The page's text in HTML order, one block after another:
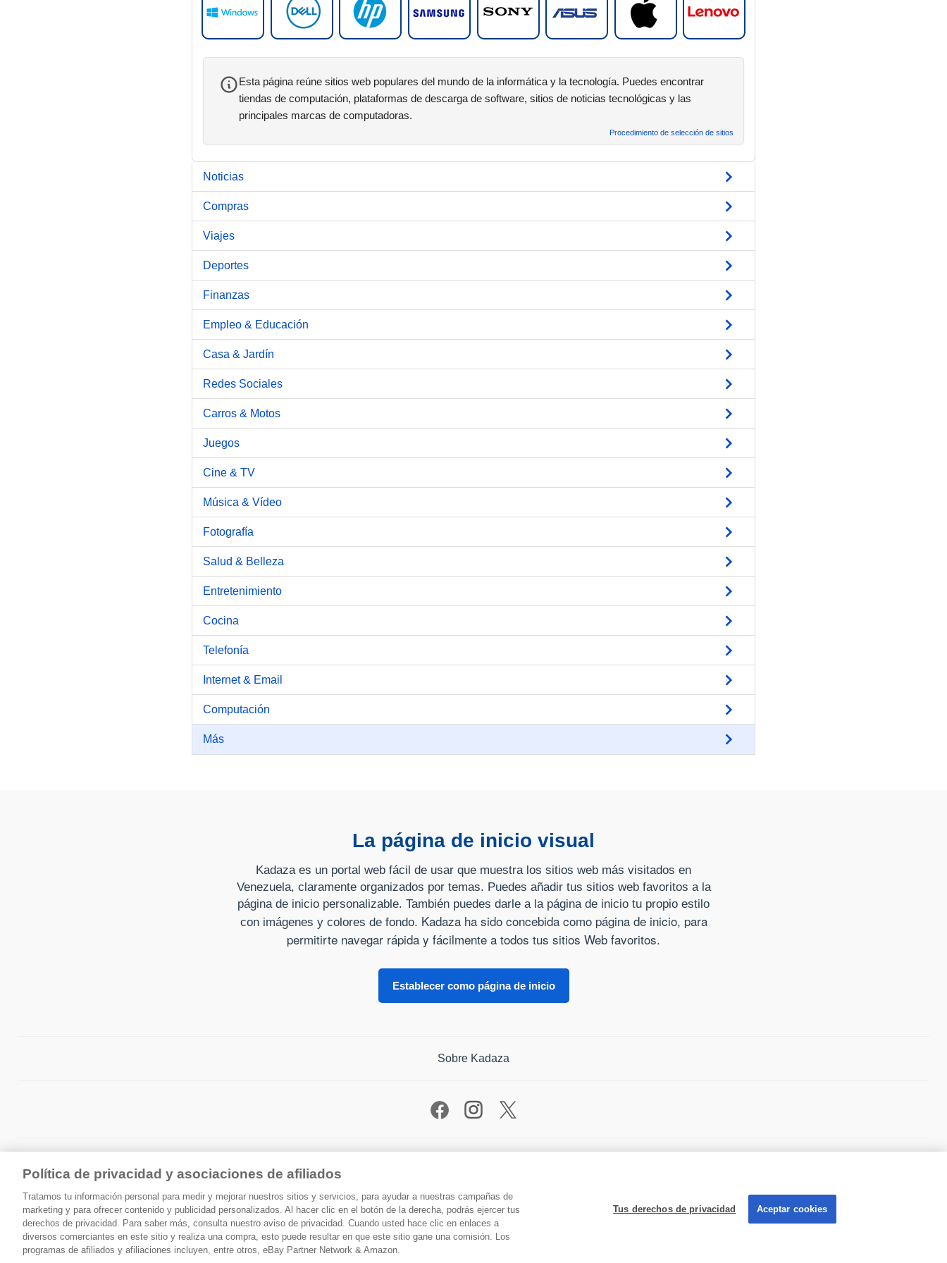
Esta página reúne sitios web populares del mundo de la informática y la tecnología. Puedes encontrar
tiendas de computación, plataformas de descarga de software, sitios de noticias tecnológicas y las
principales marcas de computadoras.
Procedimiento de selección de sitios
Noticias
Compras
Viajes
Deportes
Finanzas
Empleo & Educación
Casa & Jardín
Redes Sociales
Carros & Motos
Juegos
Cine & TV
Música & Vídeo
Fotografía
Salud & Belleza
Entretenimiento
Cocina
Telefonía
Internet & Email
Computación
Más
La página de inicio visual
Kadaza es un portal web fácil de usar que muestra los sitios web más visitados en
Venezuela, claramente organizados por temas. Puedes añadir tus sitios web favoritos a la
página de inicio personalizable. También puedes darle a la página de inicio tu propio estilo
con imágenes y colores de fondo. Kadaza ha sido concebida como página de inicio, para
permitirte navegar rápida y fácilmente a todos tus sitios Web favoritos.
Establecer como página de inicio
Sobre Kadaza
©2026 Kadaza -Privacidad-Condiciones
Establecer como página de inicio Todas las categorias
Política de privacidad y asociaciones de afiliados
Tratamos tu información personal para medir y mejorar nuestros sitios y servicios, para ayudar a nuestras campañas de
marketing y para ofrecer contenido y publicidad personalizados. Al hacer clic en el botón de la derecha, podrás ejercer tus
derechos de privacidad. Para saber más, consulta nuestro aviso de privacidad. Cuando usted hace clic en enlaces a
diversos comerciantes en este sitio y realiza una compra, esto puede resultar en que este sitio gane una comisión. Los
programas de afiliados y afiliaciones incluyen, entre otros, eBay Partner Network & Amazon.
Tus derechos de privacidad Aceptar cookies